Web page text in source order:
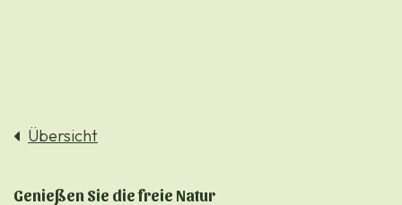
Übersicht
Genießen Sie die freie Natur